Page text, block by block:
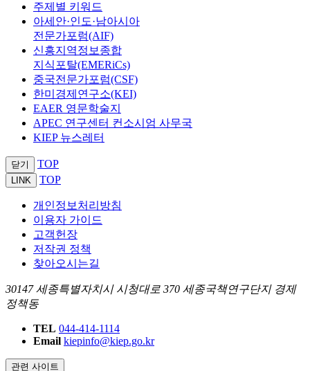
주제별 키워드
아세안·인도·남아시아
전문가포럼(AIF)
신흥지역정보종합
지식포탈(EMERiCs)
중국전문가포럼(CSF)
한미경제연구소(KEI)
EAER 영문학술지
APEC 연구센터 컨소시엄 사무국
KIEP 뉴스레터
닫기 TOP
LINK TOP
개인정보처리방침
이용자 가이드
고객헌장
저작권 정책
찾아오시는길
30147 세종특별자치시 시청대로 370 세종국책연구단지 경제
정책동
TEL 044-414-1114
Email kiepinfo@kiep.go.kr
관련 사이트